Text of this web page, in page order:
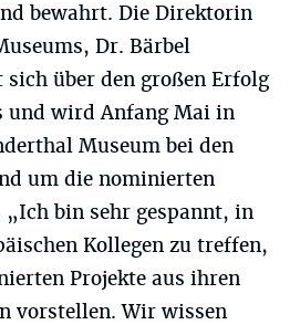
bewahrt. Die Direktorin
Dr. Bärbel
über den großen Erfolg
und wird Anfang Mai in
Museum bei den
um die nominierten
„Ich bin sehr gespannt, in
Kollegen zu treffen,
Projekte aus ihren
vorstellen. Wir wissen